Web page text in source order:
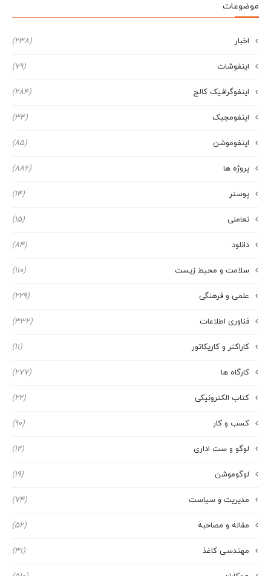
موضوعات
اخبار (238)
اینفوشات (79)
اینفوگرافیک کالج (284)
اینفومجیک (34)
اینفوموشن (85)
پروژه ها (886)
پوستر (14)
تعاملی (15)
دانلود (84)
سلامت و محیط زیست (110)
علمی و فرهنگی (229)
فناوری اطلاعات (332)
کاراکتر و کاریکاتور (11)
کارگاه ها (277)
کتاب الکترونیکی (22)
کسب و کار (90)
لوگو و ست اداری (12)
لوگوموشن (19)
مدیریت و سیاست (74)
مقاله و مصاحبه (52)
مهندسی کاغذ (31)